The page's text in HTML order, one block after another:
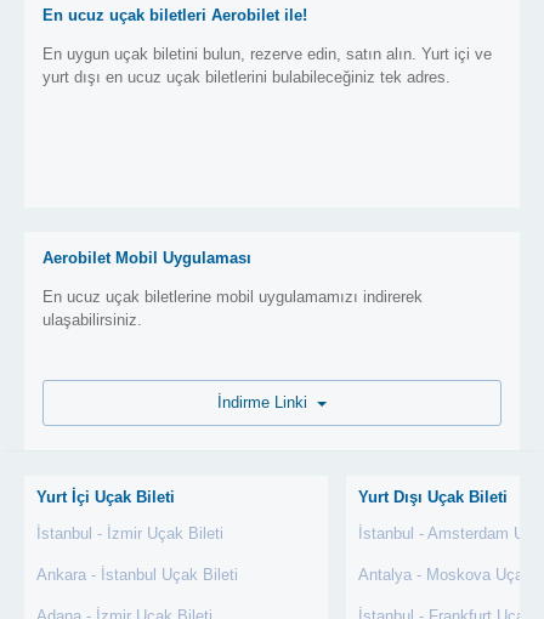
En ucuz uçak biletleri Aerobilet ile!
En uygun uçak biletini bulun, rezerve edin, satın alın. Yurt içi ve
yurt dışı en ucuz uçak biletlerini bulabileceğiniz tek adres.
Aerobilet Mobil Uygulaması
En ucuz uçak biletlerine mobil uygulamamızı indirerek
ulaşabilirsiniz.
Yurt İçi Uçak Bileti
İstanbul - İzmir Uçak Bileti
Ankara - İstanbul Uçak Bileti
Yurt Dışı Uçak Bileti
İstanbul - Amsterdam
Antalya - Moskova Uçak